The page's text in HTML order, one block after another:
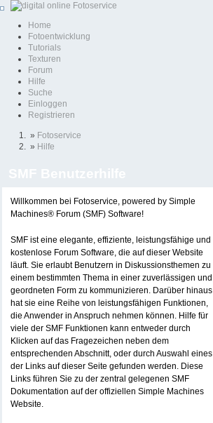
Home
Fotoentwicklung
Tutorials
Texturen
Forum
Hilfe
Suche
Einloggen
Registrieren
» Fotoservice
» Hilfe
Willkommen bei Fotoservice, powered by Simple
Machines® Forum (SMF) Software!
SMF ist eine elegante, effiziente, leistungsfähige und
kostenlose Forum Software, die auf dieser Website
läuft. Sie erlaubt Benutzern in Diskussionsthemen zu
einem bestimmten Thema in einer zuverlässigen und
geordneten Form zu kommunizieren. Darüber hinaus
hat sie eine Reihe von leistungsfähigen Funktionen,
die Anwender in Anspruch nehmen können. Hilfe für
viele der SMF Funktionen kann entweder durch
Klicken auf das Fragezeichen neben dem
entsprechenden Abschnitt, oder durch Auswahl eines
der Links auf dieser Seite gefunden werden. Diese
Links führen Sie zu der zentral gelegenen SMF
Dokumentation auf der offiziellen Simple Machines
Website.